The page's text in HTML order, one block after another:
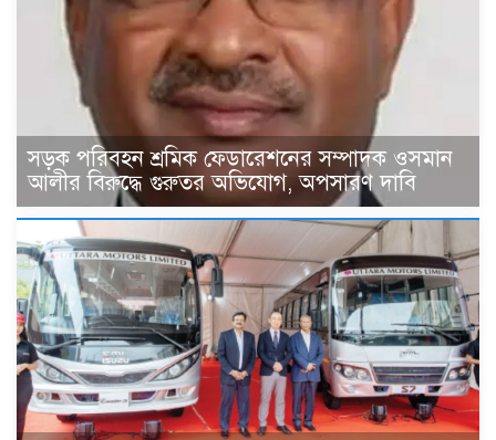
সড়ক পরিবহন শ্রমিক ফেডারেশনের সম্পাদক ওসমান
আলীর বিরুদ্ধে গুরুতর অভিযোগ, অপসারণ দাবি